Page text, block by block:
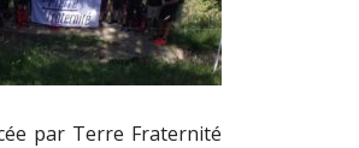
par Terre Fraternité